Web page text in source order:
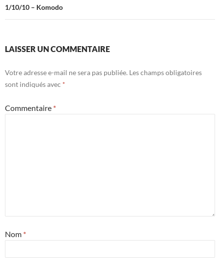
1/10/10 – Komodo
LAISSER UN COMMENTAIRE
Votre adresse e-mail ne sera pas publiée. Les champs obligatoires
sont indiqués avec *
Commentaire *
Nom *